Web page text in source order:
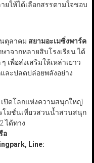
ยให้ได้เลือกสรรตามใจชอบ
ตุลาคม สยามอะเมซิ่งพาร์ค
าจากหลายสิบโรงเรียน ได้
พื่อส่งเสริมให้เหล่าเยาว
ละปลดปล่อยพลังอย่าง
เปิดโลกแห่งความสนุกใหญ่
มชั่นเที่ยวสวนน้ำสวนสนุก
ได้ทาง
อ
Line: